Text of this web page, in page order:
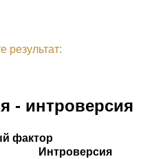
результат:
- интроверсия
фактор
Интроверсия